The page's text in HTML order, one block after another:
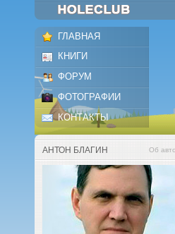
ГЛАВНАЯ
КНИГИ
ФОРУМ
ФОТОГРАФИИ
КОНТАКТЫ
АНТОН БЛАГИН Об